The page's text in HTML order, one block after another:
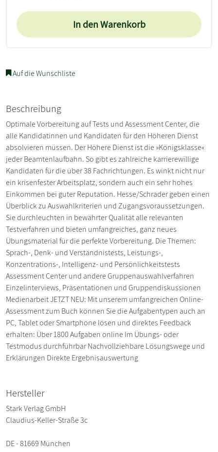
In den Warenkorb
Auf die Wunschliste
Beschreibung
Optimale Vorbereitung auf Tests und Assessment Center, die
alle Kandidatinnen und Kandidaten für den Höheren Dienst
absolvieren müssen. Der Höhere Dienst ist die »Königsklasse«
jeder Beamtenlaufbahn. So gibt es zahlreiche karrierewillige
Kandidaten für die über 38 Fachrichtungen. Es winkt nicht nur
ein krisenfester Arbeitsplatz, sondern auch ein sehr hohes
Einkommen bei guter Reputation. Hesse/Schrader geben einen
Überblick zu Auswahlkriterien und Zugangsvoraussetzungen.
Sie durchleuchten in bewährter Qualität alle relevanten
Testverfahren und bieten umfangreiches, ganz neues
Übungsmaterial für die perfekte Vorbereitung. Die Themen:
Sprach-, Denk- und Verständnistests, Leistungs-,
Konzentrations-, Intelligenz- und Persönlichkeitstests
Assessment Center und andere Gruppenauswahlverfahren
Einzelinterviews, Präsentationen und Gruppendiskussionen
Medienarbeit JETZT NEU: Mit unserem umfangreichen Online-
Assessment zum Buch können Sie die Aufgabentypen auch an
PC, Tablet oder Smartphone lösen und direktes Feedback
erhalten: Über 1800 Aufgaben online Im Übungs- oder
Testmodus durchführbar Nachvollziehbare Lösungswege und
Erklärungen Direkte Ergebnisauswertung
Hersteller
Stark Verlag GmbH
Claudius-Keller-Straße 3c
DE - 81669 München